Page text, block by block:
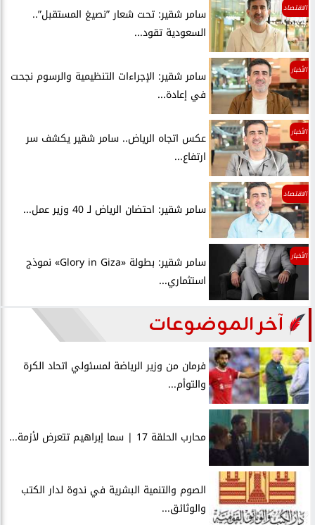
الاقتصاد
سامر شقير: تحت شعار ”نصيغ المستقبل”..
السعودية تقود...
الأخبار
سامر شقير: الإجراءات التنظيمية والرسوم نجحت
في إعادة...
الأخبار
عكس اتجاه الرياض.. سامر شقير يكشف سر
ارتفاع...
الاقتصاد
سامر شقير: احتضان الرياض لـ 40 وزير عمل...
الأخبار
سامر شقير: بطولة «Glory in Giza» نموذج
استثماري...
آخر الموضوعات
فرمان من وزير الرياضة لمسئولي اتحاد الكرة
والتوأم...
محارب الحلقة 17 | سما إبراهيم تتعرض لأزمة...
الصوم والتنمية البشرية في ندوة لدار الكتب
والوثائق...